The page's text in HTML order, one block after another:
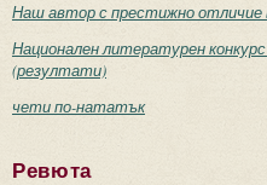
Наш автор с престижно отличие
Национален литературен
(резултати)
чети по-нататък
Ревюта